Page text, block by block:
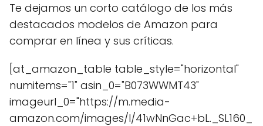
Te dejamos un corto catálogo de los más
destacados modelos de Amazon para
comprar en línea y sus críticas.
[at_amazon_table table_style="horizontal"
numitems="1" asin_0="B073WWMT43"
imageurl_0="https://m.media-
amazon.com/images/I/41wNnGac+bL._SL160_